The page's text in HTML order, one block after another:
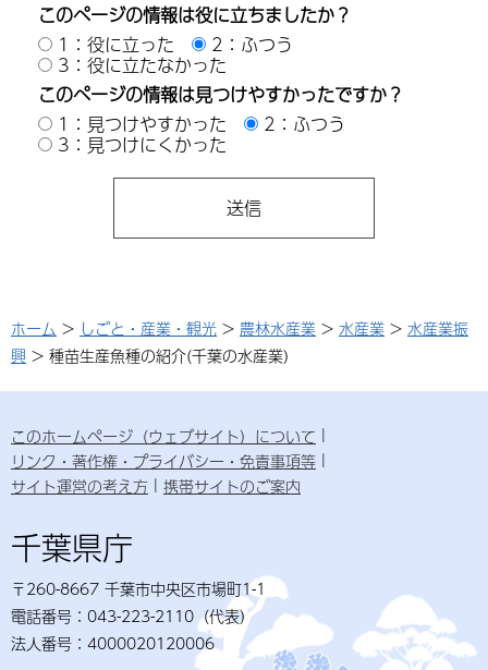
このページの情報は役に立ちましたか？
1：役に立った
2：ふつう
3：役に立たなかった
このページの情報は見つけやすかったですか？
1：見つけやすかった
2：ふつう
3：見つけにくかった
ホーム > しごと・産業・観光 > 農林水産業 > 水産業 > 水産業振
興 > 種苗生産魚種の紹介(千葉の水産業)
このホームページ（ウェブサイト）について
リンク・著作権・プライバシー・免責事項等
サイト運営の考え方
携帯サイトのご案内
千葉県庁
〒260-8667 千葉市中央区市場町1-1
電話番号：043-223-2110（代表）
法人番号：4000020120006